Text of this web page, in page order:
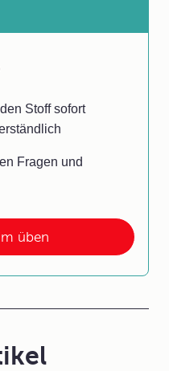
üben
Stoff sofort
Fragen und